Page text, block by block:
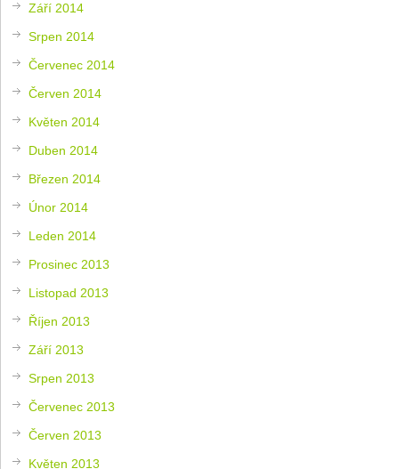
Září 2014
Srpen 2014
Červenec 2014
Červen 2014
Květen 2014
Duben 2014
Březen 2014
Únor 2014
Leden 2014
Prosinec 2013
Listopad 2013
Říjen 2013
Září 2013
Srpen 2013
Červenec 2013
Červen 2013
Květen 2013